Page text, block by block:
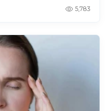
5,783